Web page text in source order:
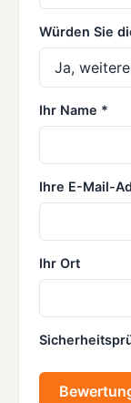
Würden Sie
Ihr Name *
Ihre E-Mail-
Ihr Ort